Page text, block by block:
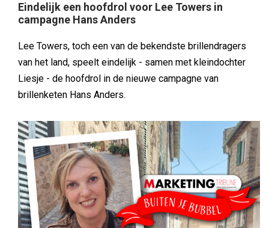
Eindelijk een hoofdrol voor Lee Towers in
campagne Hans Anders
Lee Towers, toch een van de bekendste brillendragers
van het land, speelt eindelijk - samen met kleindochter
Liesje - de hoofdrol in de nieuwe campagne van
brillenketen Hans Anders.